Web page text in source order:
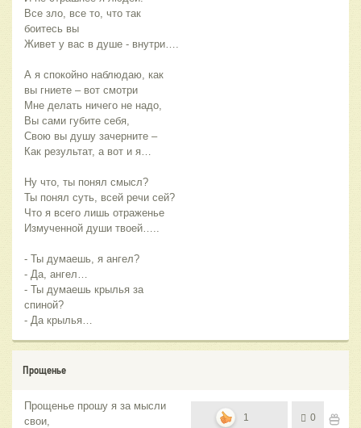
Все зло, все то, что так
боитесь вы
Живет у вас в душе - внутри….
А я спокойно наблюдаю, как
вы гниете – вот смотри
Мне делать ничего не надо,
Вы сами губите себя,
Свою вы душу зачерните –
Как результат, а вот и я…
Ну что, ты понял смысл?
Ты понял суть, всей речи сей?
Что я всего лишь отраженье
Измученной души твоей…..
- Ты думаешь, я ангел?
- Да, ангел…
- Ты думаешь крылья за
спиной?
- Да крылья…
Прощенье
Прощенье прошу я за мысли
свои,
1 0